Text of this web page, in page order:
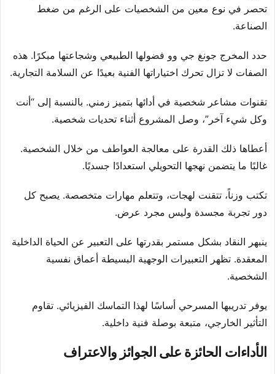
تحصر في نوع معين من الشخصيات على الرغم من ضغط
الصناعة.
حدد المخرج جونغ جي وو فضولها الطبيعي وشجاعتها مبكرًا. هذه
الصفات لا تزال تحرك اختياراتها الفنية بعيدًا عن السلامة التجارية.
تقنوات مشاعر شخصية في أدائها بتميز زمني. بالنسبة إلى “أنت
وكل شيء آخر”، وصل المشروع أثناء تحديات شخصية.
أعطاها ذلك القدرة على معالجة العواطف من خلال الشخصية.
غالبًا ما يتضمن نهجها التحويلي استعدادًا جسديًا.
تكتب وزناً، تتقنت لهجات، وتتعلم مهارات متخصصة. يصبح كل
دور تجربة مجسدة وليس مجرد عرض.
ينبهر النقاد بشكل مستمر بقدرتها على التعبير عن الحياة الداخلية
المعقدة. تظهر التعبيرات الوجهية البسيطة أعماق نفسية
الشخصية.
يوفر تدريبها المسرحي أساسًا لهذا التماسك الفيزيائي. تقاوم
التأثير الخارجي، متبعة بوصلة فنية داخلية.
الأداءات الحائزة على الجوائز والاعتراف